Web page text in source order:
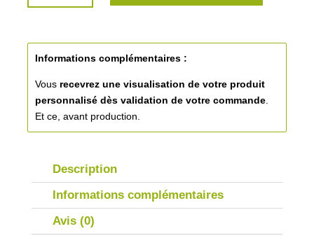
TASSE
PERSONNALISEE
8,5CL
Informations complémentaires :
Vous recevrez une visualisation de votre produit
personnalisé dès validation de votre commande.
Et ce, avant production.
Description
Informations complémentaires
Avis (0)